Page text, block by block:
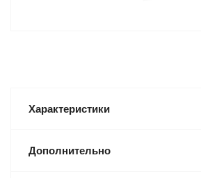
Характеристики
Дополнительно